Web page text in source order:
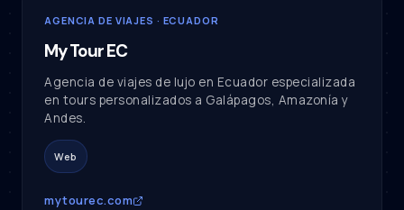
AGENCIA DE VIAJES · ECUADOR
My Tour EC
Agencia de viajes de lujo en Ecuador especializada
en tours personalizados a Galápagos, Amazonía y
Andes.
Web
mytourec.com